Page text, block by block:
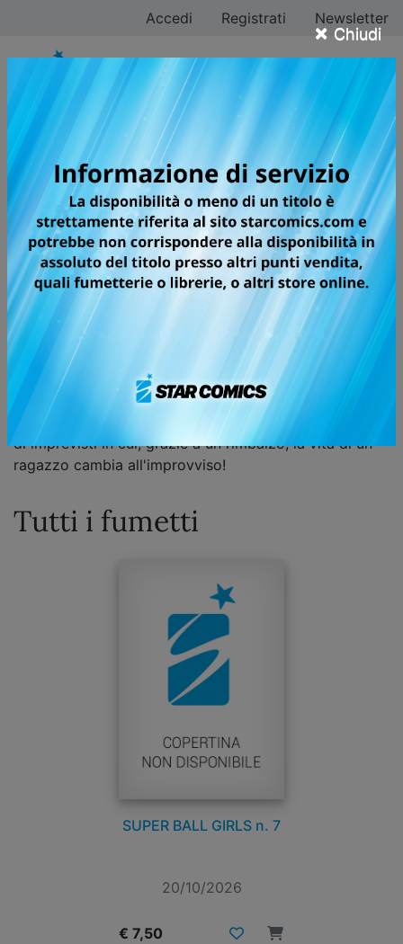
× Chiudi
Accedi Registrati Newsletter
SUPER BALL GIRLS
VI PRESENTIAMO LE SUPER BALL
GIRLS CHE CAMBIERANNO IL
MONDO!
"Non posso ottenere la cosa che desidero più di ogni
altra..."
Eita Ichiyoshi, che ha sempre vissuto celando i propri
desideri in fondo al cuore, trova per caso una super
ball la sera di Natale... Ed ecco che da quella pallina,
lanciata d'impulso, sbuca fuori la ragazza dei suoi
sogni! Si alza così il sipario su una
action story
di imprevisti in cui, grazie a un rimbalzo, la vita di un
ragazzo cambia all'improvviso!
Tutti i fumetti
SUPER BALL GIRLS n. 7
20/10/2026
€ 7,50